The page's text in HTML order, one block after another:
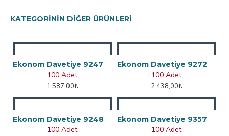
KATEGORININ DIĞER ÜRÜNLERI
Ekonom Davetiye 9247
100 Adet
1.587,00₺
Ekonom Davetiye 9272
100 Adet
2.438,00₺
Ekonom Davetiye 9248
100 Adet
Ekonom Davetiye 9357
100 Adet